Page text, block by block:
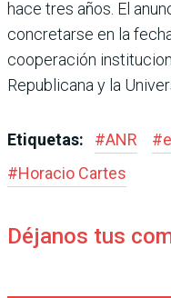
hace tres años. El
concretarse en la
cooperación
Republicana y la
Etiquetas: #ANR #
#Horacio Cartes
Déjanos tus